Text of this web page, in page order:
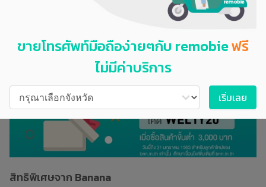
ขายโทรศัพท์มือถือง่ายๆกับ remobieฟรี
ไม่มีค่าบริการ
เริ่มเลย
สิทธิพิเศษจาก Banana